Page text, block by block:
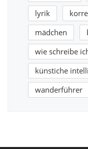
lyrik
mädchen
wie schreibe
künstiche
wanderführer